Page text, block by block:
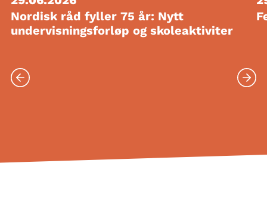
Nordisk råd fyller 75 år: Nytt
undervisningsforløp og skoleaktiviter